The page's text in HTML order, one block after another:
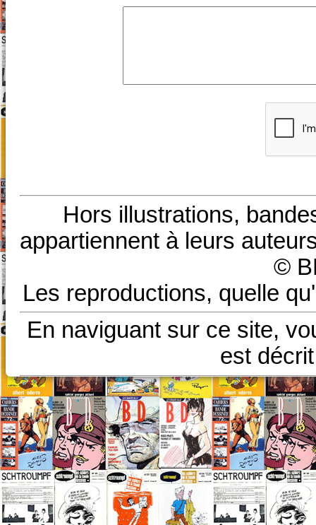
Hors illustrations,
appartiennent à leurs
©
Les reproductions, quelle
En naviguant sur ce site,
est